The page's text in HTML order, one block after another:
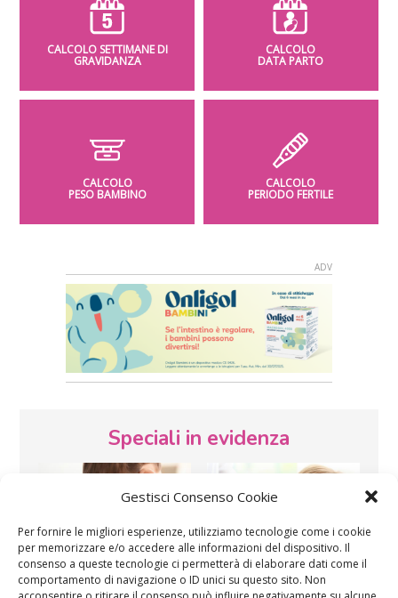
Gestisci Consenso Cookie
Per fornire le migliori esperienze, utilizziamo tecnologie come i cookie
per memorizzare e/o accedere alle informazioni del dispositivo. Il
consenso a queste tecnologie ci permetterà di elaborare dati come il
comportamento di navigazione o ID unici su questo sito. Non
CALCOLO SETTIMANE DI
GRAVIDANZA
CALCOLO
DATA PARTO
CALCOLO
PESO BAMBINO
CALCOLO
PERIODO FERTILE
Speciali in evidenza
Vaccini SOS Pediatra